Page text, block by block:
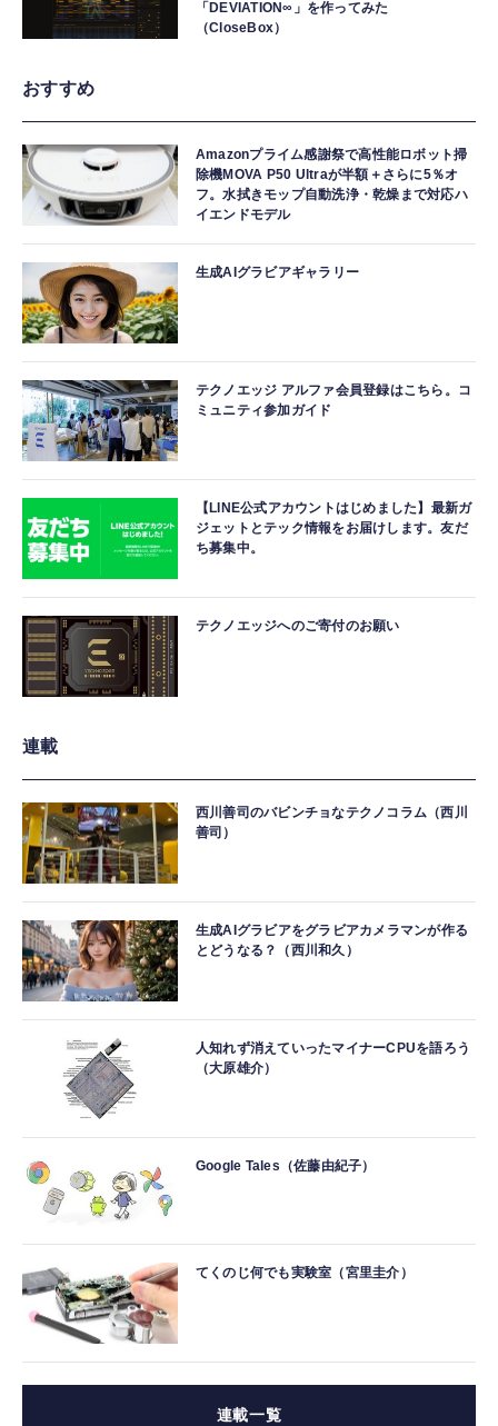
「DEVIATION∞」を作ってみた
（CloseBox）
おすすめ
Amazonプライム感謝祭で高性能ロボット掃
除機MOVA P50 Ultraが半額＋さらに5％オ
フ。水拭きモップ自動洗浄・乾燥まで対応ハ
イエンドモデル
生成AIグラビアギャラリー
テクノエッジ アルファ会員登録はこちら。コ
ミュニティ参加ガイド
【LINE公式アカウントはじめました】最新ガ
ジェットとテック情報をお届けします。友だ
ち募集中。
テクノエッジへのご寄付のお願い
連載
西川善司のバビンチョなテクノコラム（西川
善司）
生成AIグラビアをグラビアカメラマンが作る
とどうなる？（西川和久）
人知れず消えていったマイナーCPUを語ろう
（大原雄介）
Google Tales（佐藤由紀子）
てくのじ何でも実験室（宮里圭介）
連載一覧